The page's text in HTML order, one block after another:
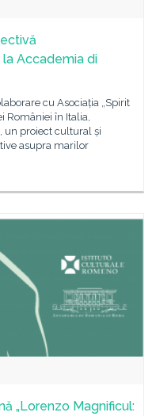
Accademia di
cu Asociația „Spirit
României în Italia,
un proiect cultural și
asupra marilor
„Lorenzo Magnificul: